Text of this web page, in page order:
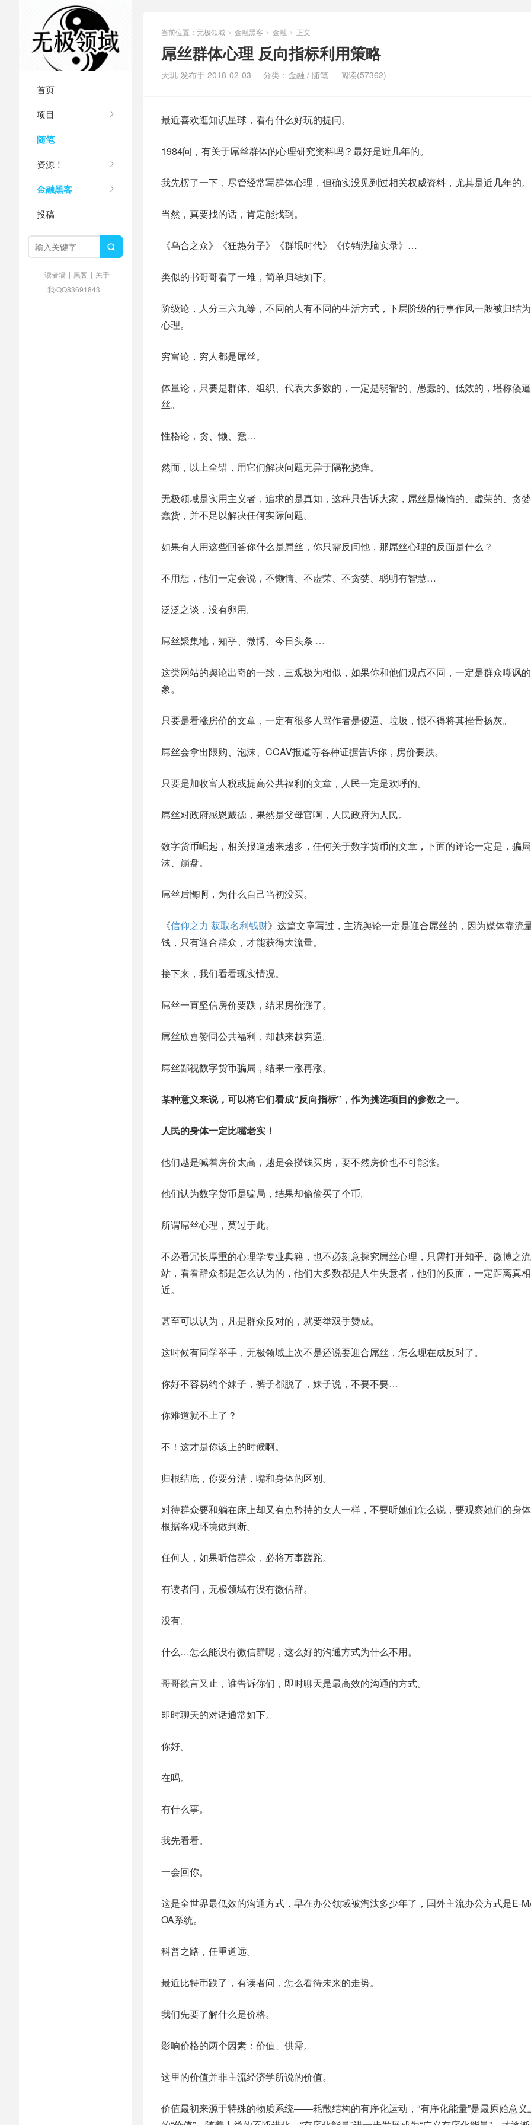
首页
项目
随笔
资源！
金融黑客
投稿

读者墙 | 黑客 | 关于
我/QQ83691843
当前位置： 无极领域 > 金融黑客 > 金融 > 正文
屌丝群体心理 反向指标利用策略
天玑 发布于 2018-02-03 分类： 金融 / 随笔 阅读(57362)
最近喜欢逛知识星球，看有什么好玩的提问。
1984问，有关于屌丝群体的心理研究资料吗？最好是近几年的。
我先楞了一下，尽管经常写群体心理，但确实没见到过相关权威资料，尤其是近几年的。
当然，真要找的话，肯定能找到。
《乌合之众》《狂热分子》《群氓时代》《传销洗脑实录》…
类似的书哥哥看了一堆，简单归结如下。
阶级论，人分三六九等，不同的人有不同的生活方式，下层阶级的行事作风一般被归结
心理。
穷富论，穷人都是屌丝。
体量论，只要是群体、组织、代表大多数的，一定是弱智的、愚蠢的、低效的，堪称傻
丝。
性格论，贪、懒、蠢…
然而，以上全错，用它们解决问题无异于隔靴挠痒。
无极领域是实用主义者，追求的是真知，这种只告诉大家，屌丝是懒惰的、虚荣的、贪
蠢货，并不足以解决任何实际问题。
如果有人用这些回答你什么是屌丝，你只需反问他，那屌丝心理的反面是什么？
不用想，他们一定会说，不懒惰、不虚荣、不贪婪、聪明有智慧…
泛泛之谈，没有卵用。
屌丝聚集地，知乎、微博、今日头条 …
这类网站的舆论出奇的一致，三观极为相似，如果你和他们观点不同，一定是群众嘲讽
象。
只要是看涨房价的文章，一定有很多人骂作者是傻逼、垃圾，恨不得将其挫骨扬灰。
屌丝会拿出限购、泡沫、CCAV报道等各种证据告诉你，房价要跌。
只要是加收富人税或提高公共福利的文章，人民一定是欢呼的。
屌丝对政府感恩戴德，果然是父母官啊，人民政府为人民。
数字货币崛起，相关报道越来越多，任何关于数字货币的文章，下面的评论一定是，骗
沫、崩盘。
屌丝后悔啊，为什么自己当初没买。
《信仰之力 获取名利钱财》这篇文章写过，主流舆论一定是迎合屌丝的，因为媒体靠流
钱，只有迎合群众，才能获得大流量。
接下来，我们看看现实情况。
屌丝一直坚信房价要跌，结果房价涨了。
屌丝欣喜赞同公共福利，却越来越穷逼。
屌丝鄙视数字货币骗局，结果一涨再涨。
某种意义来说，可以将它们看成“反向指标”，作为挑选项目的参数之一。
人民的身体一定比嘴老实！
他们越是喊着房价太高，越是会攒钱买房，要不然房价也不可能涨。
他们认为数字货币是骗局，结果却偷偷买了个币。
所谓屌丝心理，莫过于此。
不必看冗长厚重的心理学专业典籍，也不必刻意探究屌丝心理，只需打开知乎、微博之
站，看看群众都是怎么认为的，他们大多数都是人生失意者，他们的反面，一定距离真
近。
甚至可以认为，凡是群众反对的，就要举双手赞成。
这时候有同学举手，无极领域上次不是还说要迎合屌丝，怎么现在成反对了。
你好不容易约个妹子，裤子都脱了，妹子说，不要不要…
你难道就不上了？
不！这才是你该上的时候啊。
归根结底，你要分清，嘴和身体的区别。
对待群众要和躺在床上却又有点矜持的女人一样，不要听她们怎么说，要观察她们的身
根据客观环境做判断。
任何人，如果听信群众，必将万事蹉跎。
有读者问，无极领域有没有微信群。
没有。
什么…怎么能没有微信群呢，这么好的沟通方式为什么不用。
哥哥欲言又止，谁告诉你们，即时聊天是最高效的沟通的方式。
即时聊天的对话通常如下。
你好。
在吗。
有什么事。
我先看看。
一会回你。
这是全世界最低效的沟通方式，早在办公领域被淘汰多少年了，国外主流办公方式是E-
OA系统。
科普之路，任重道远。
最近比特币跌了，有读者问，怎么看待未来的走势。
我们先要了解什么是价格。
影响价格的两个因素：价值、供需。
这里的价值并非主流经济学所说的价值。
价值最初来源于特殊的物质系统——耗散结构的有序化运动，“有序化能量”是最原始意义